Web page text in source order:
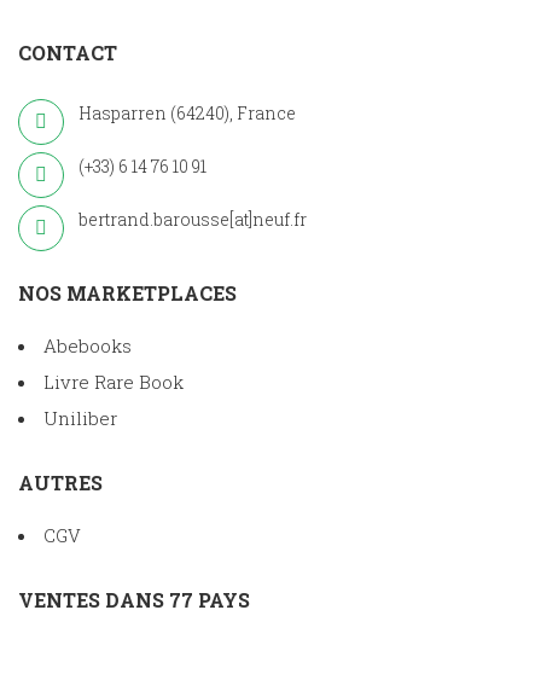
CONTACT
Hasparren (64240), France
(+33) 6 14 76 10 91
bertrand.barousse[at]neuf.fr
NOS MARKETPLACES
Abebooks
Livre Rare Book
Uniliber
AUTRES
CGV
VENTES DANS 77 PAYS